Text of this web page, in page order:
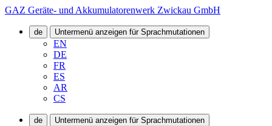
GAZ Geräte- und Akkumulatorenwerk Zwickau GmbH
de Untermenü anzeigen für Sprachmutationen
EN
DE
FR
ES
AR
CS
de Untermenü anzeigen für Sprachmutationen